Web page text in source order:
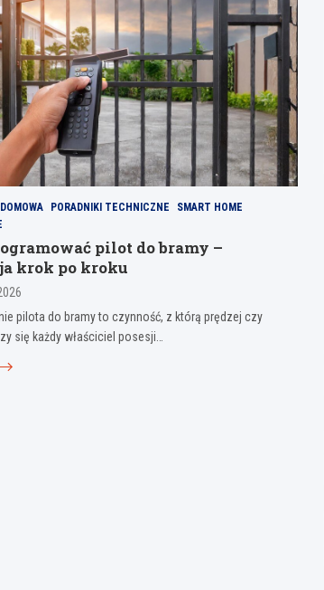
PORADNIKI TECHNICZNE
SMART HOME
pilot do bramy –
krok po kroku
pilota do bramy to czynność, z którą prędzej czy
się każdy właściciel posesji…